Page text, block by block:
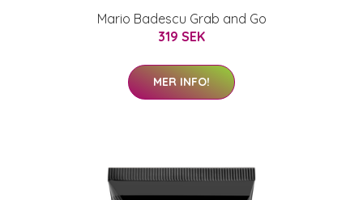
Mario Badescu Grab and Go
319 SEK
MER INFO!